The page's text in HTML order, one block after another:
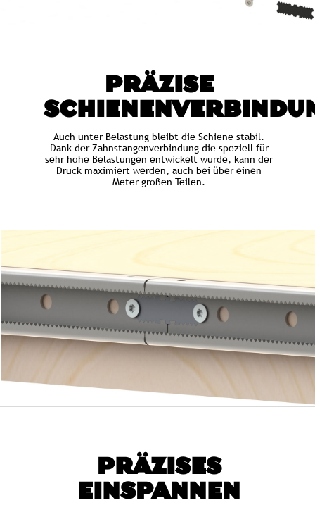
PRÄZISE
Auch unter Belastung bleibt die Schiene stabil.
Dank der Zahnstangenverbindung die speziell für
sehr hohe Belastungen entwickelt wurde, kann der
Druck maximiert werden, auch bei über einen
Meter großen Teilen.
PRÄZISES
EINSPANNEN